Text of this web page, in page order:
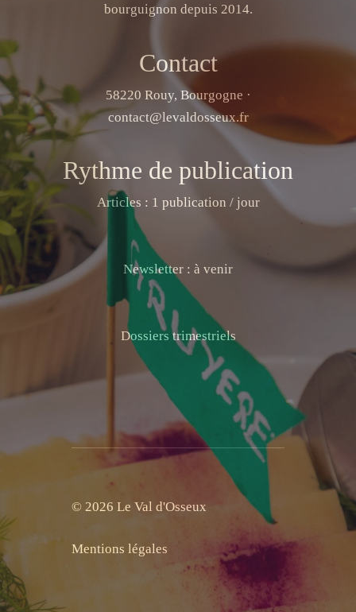
bourguignon depuis 2014.
Contact
58220 Rouy, Bourgogne ·
contact@levaldosseux.fr
Rythme de publication
Articles : 1 publication / jour
Newsletter : à venir
Dossiers trimestriels
© 2026 Le Val d'Osseux
Mentions légales